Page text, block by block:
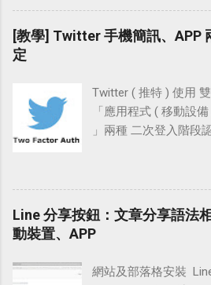
平日每人的使用習慣
入還來的安全一些些。
「瀏覽器」開一新分
置。 以「頂層網域」
自己的 DNS 平台中設
名「techcoke.com 也
www.techcoke.com
techcoke.com 會直接
www.techcoke.com )
錄」並指向 Blogger
面中提示： 在
將「www 指向
n26b3fpfhapd...
配，能方便的建立起
與私鑰」密鑰對 更改
私鑰加上密碼，匯入
稱：PuTTYgen 檔案連
生 SSH 連線 RSA、
載現有私鑰進行簡易
密碼，變更私鑰密碼
comment )。 使用方
本綠色區塊中的「
SSH「公鑰與私鑰」
非常便利。 產品特點
位置選擇顏色！ 可預
器。 使用箭頭鍵拖動
RGB 和 HSL 顏色值
安裝版）。 轉換 RGB
RGB（僅適用於
上一次選擇的歷史顏
ColorPick
http://vidsbee.com/
Chrome 安裝版連結
上。 需要權限： 讀取
[教學] Twitter 手機簡訊、APP
定
Twitter ( 推特 ) 使用
「應用程式 ( 移動設
」兩種 二次登入階段
裝 Twitter app 並設
會自動跳出登入的批
端即可直接登入。 使
腦版網站時，Twitter
證框並按下確定，即
Twitter 的手機簡訊 兩
Line 分享按鈕：文章分享語法
動裝置、APP
網站及部落格安裝